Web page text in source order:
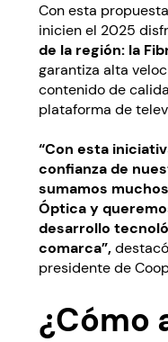
Con esta
inicien el 2025
de la región: la
garantiza alta
contenido de
plataforma de
“Con esta
confianza de
sumamos
Óptica y
desarrollo
comarca”,
presidente de
¿Cómo